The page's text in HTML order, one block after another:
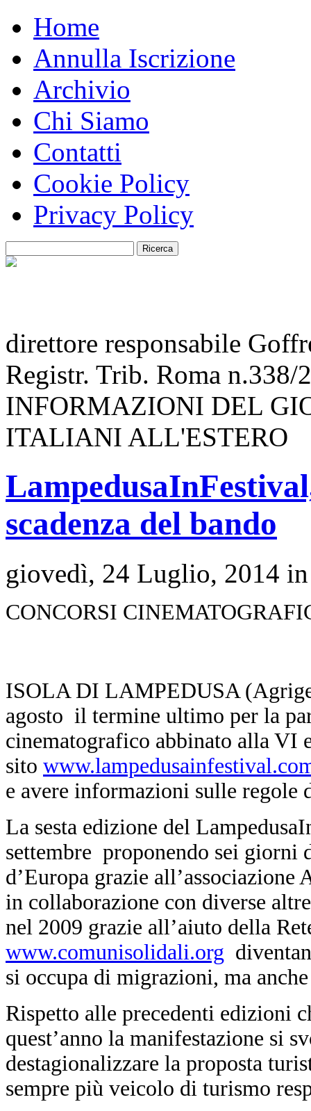
Home
Annulla Iscrizione
Archivio
Chi Siamo
Contatti
Cookie Policy
Privacy Policy
direttore responsabile
Registr. Trib. Roma n.338/
INFORMAZIONI DEL
ITALIANI ALL'ESTERO
scadenza del bando
giovedì, 24 Luglio, 2014
CONCORSI
ISOLA DI LAMPEDUSA
agosto il termine ultimo per la
cinematografico abbinato alla VI
sito
e avere informazioni sulle regole
La sesta edizione del
settembre proponendo sei giorni
d’Europa grazie all’associazione
in collaborazione con diverse
nel 2009 grazie all’aiuto della
www.comunisolidali.org
si occupa di migrazioni, ma
Rispetto alle precedenti edizioni
quest’anno la manifestazione si
destagionalizzare la proposta
sempre più veicolo di turismo